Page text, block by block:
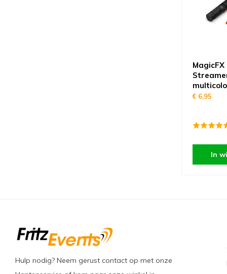
€ 6,95
In
Hulp nodig? Neem gerust contact op met onze